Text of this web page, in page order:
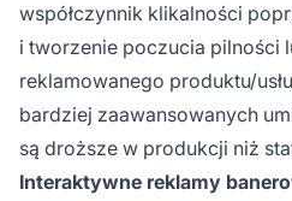
współczynnik klikalności
i tworzenie poczucia pilności
reklamowanego produktu/
bardziej zaawansowanych
są droższe w produkcji niż
Interaktywne reklamy